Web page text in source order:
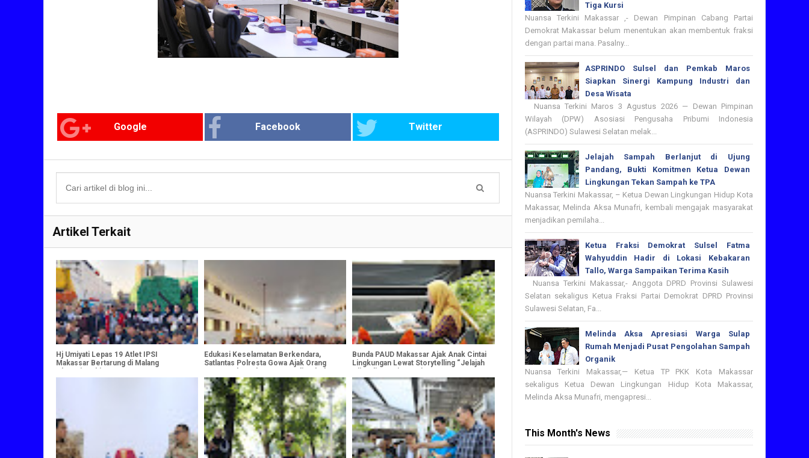
Google Facebook Twitter
Artikel Terkait
Hj Umiyati Lepas 19 Atlet IPSI
Makassar Bertarung di Malang
Edukasi Keselamatan Berkendara,
Satlantas Polresta Gowa Ajak Orang
Cukup Umur
Bunda PAUD Makassar Ajak Anak Cintai
Lingkungan Lewat Storytelling “Jelajah
Tiga Kursi
Nuansa Terkini Makassar ,- Dewan Pimpinan Cabang Partai
Demokrat Makassar belum menentukan akan membentuk fraksi
dengan partai mana. Pasalny...
ASPRINDO Sulsel dan Pemkab Maros
Siapkan Sinergi Kampung Industri dan
Desa Wisata
Nuansa Terkini Maros 3 Agustus 2026 — Dewan Pimpinan
Wilayah (DPW) Asosiasi Pengusaha Pribumi Indonesia
(ASPRINDO) Sulawesi Selatan melak...
Jelajah Sampah Berlanjut di Ujung
Pandang, Bukti Komitmen Ketua Dewan
Lingkungan Tekan Sampah ke TPA
Nuansa Terkini Makassar, – Ketua Dewan Lingkungan Hidup Kota
Makassar, Melinda Aksa Munafri, kembali mengajak masyarakat
menjadikan pemilaha...
Ketua Fraksi Demokrat Sulsel Fatma
Wahyuddin Hadir di Lokasi Kebakaran
Tallo, Warga Sampaikan Terima Kasih
Nuansa Terkini Makassar,- Anggota DPRD Provinsi Sulawesi
Selatan sekaligus Ketua Fraksi Partai Demokrat DPRD Provinsi
Sulawesi Selatan, Fa...
Melinda Aksa Apresiasi Warga Sulap
Rumah Menjadi Pusat Pengolahan Sampah
Organik
Nuansa Terkini Makassar,— Ketua TP PKK Kota Makassar
sekaligus Ketua Dewan Lingkungan Hidup Kota Makassar,
Melinda Aksa Munafri, mengapresi...
This Month's News